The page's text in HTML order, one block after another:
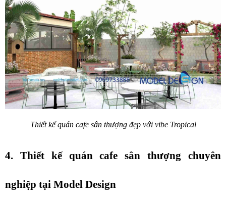
Thiết kế quán cafe sân thượng đẹp với vibe Tropical
4. Thiết kế quán cafe sân thượng chuyên
nghiệp tại Model Design